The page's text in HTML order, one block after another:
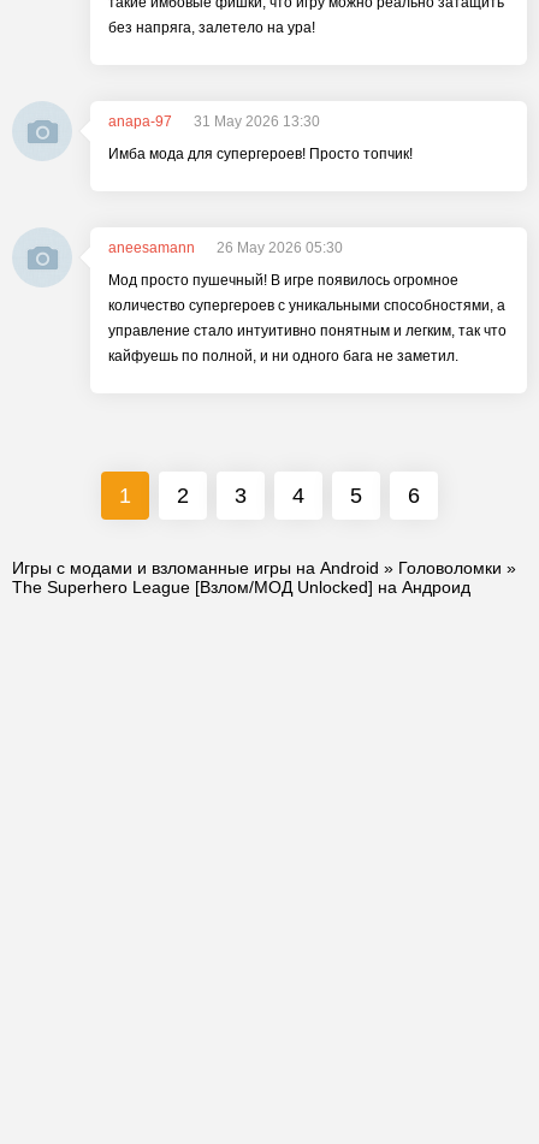
без напряга, залетело на ура!
anapa-97
31 May 2026 13:30
Имба мода для супергероев! Просто топчик!
aneesamann
26 May 2026 05:30
Мод просто пушечный! В игре появилось огромное
количество супергероев с уникальными способностями, а
управление стало интуитивно понятным и легким, так что
кайфуешь по полной, и ни одного бага не заметил.
1 2 3 4 5 6
Игры с модами и взломанные игры на Android » Головоломки »
The Superhero League [Взлом/МОД Unlocked] на Андроид